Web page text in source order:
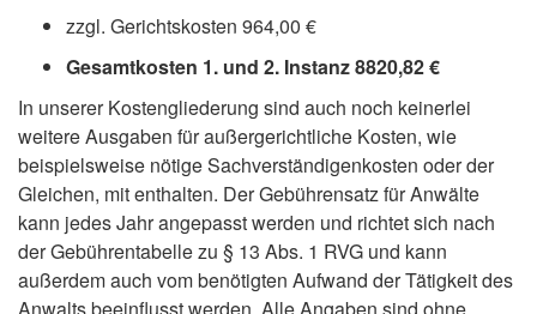
zzgl. Gerichtskosten 964,00 €
Gesamtkosten 1. und 2. Instanz 8820,82 €
In unserer Kostengliederung sind auch noch keinerlei
weitere Ausgaben für außergerichtliche Kosten, wie
beispielsweise nötige Sachverständigenkosten oder der
Gleichen, mit enthalten. Der Gebührensatz für Anwälte
kann jedes Jahr angepasst werden und richtet sich nach
der Gebührentabelle zu § 13 Abs. 1 RVG und kann
außerdem auch vom benötigten Aufwand der Tätigkeit des
Anwalts beeinflusst werden. Alle Angaben sind ohne